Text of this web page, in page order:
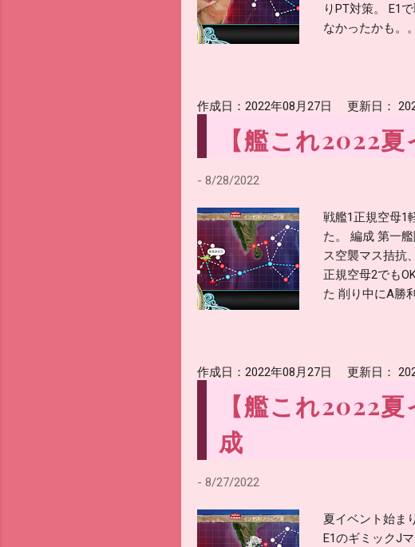
りPT対策。 E1
なかったかも。
していません
電探4つ積むと
め。
作成日： 2022年08月27日 更新日：
【艦これ2022
- 8/28/2022
戦艦1正規空母1
た。 編成 第一
ス空襲マス拮抗
正規空母2でも
た 削り中にA勝
作成日： 2022年08月27日 更新日：
【艦これ2022
成
- 8/27/2022
夏イベント始ま
E1のギミックJ